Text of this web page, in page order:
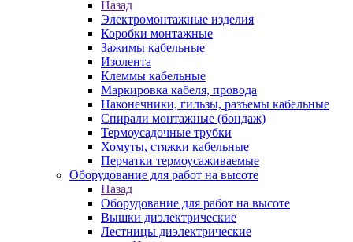
Назад
Электромонтажные изделия
Коробки монтажные
Зажимы кабельные
Изолента
Клеммы кабельные
Маркировка кабеля, провода
Наконечники, гильзы, разъемы кабельные
Спирали монтажные (бондаж)
Термоусадочные трубки
Хомуты, стяжки кабельные
Перчатки термоусаживаемые
Оборудование для работ на высоте
Назад
Оборудование для работ на высоте
Вышки диэлектрические
Лестницы диэлектрические